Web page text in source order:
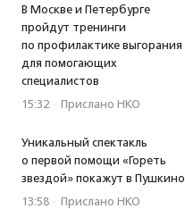
В Москве и Петербурге
пройдут тренинги
по профилактике выгорания
для помогающих
специалистов
15:32 · Прислано НКО
Уникальный спектакль
о первой помощи «Гореть
звездой» покажут в Пушкино
13:58 · Прислано НКО